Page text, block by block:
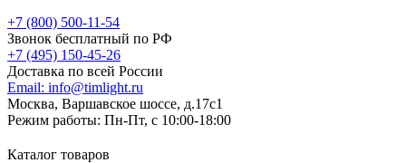
+7 (800) 500-11-54
Звонок бесплатный по РФ
+7 (495) 150-45-26
Доставка по всей России
Email: info@timlight.ru
Москва, Варшавское шоссе, д.17c1
Режим работы: Пн-Пт, с 10:00-18:00
Каталог товаров